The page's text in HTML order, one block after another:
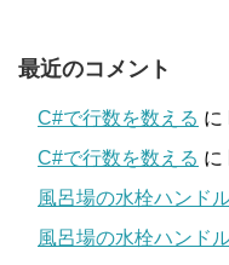
最近のコメント
C#で行数を数える に
C#で行数を数える に
風呂場の水栓ハンド
風呂場の水栓ハンド